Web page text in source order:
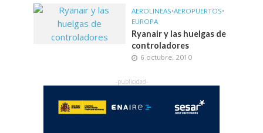
AEROLINEAS•AEROPUERTOS•
EUROPA
Ryanair y las huelgas de
controladores
6 octubre, 2010